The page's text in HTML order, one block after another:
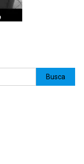
Busca